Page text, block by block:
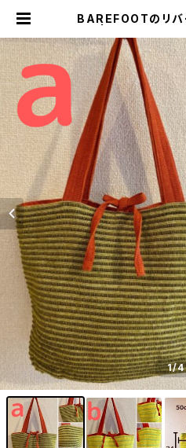
BAREFOOTのリバ
1/4